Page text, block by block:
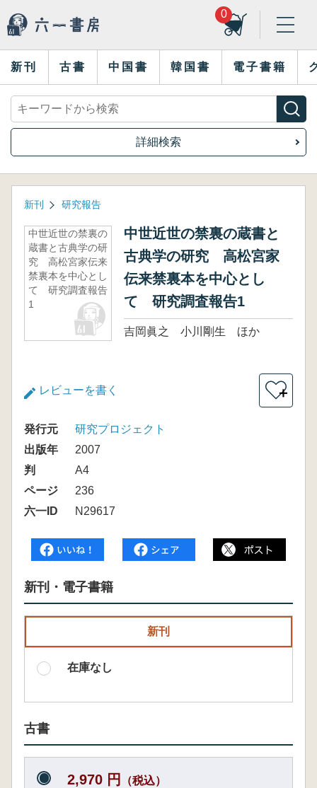
0
新刊 古書 中国書 韓国書 電子書籍
詳細検索
新刊 研究報告
中世近世の禁裏の
蔵書と古典学の研
究 高松宮家伝来
禁裏本を中心とし
て 研究調査報告
1
中世近世の禁裏の蔵書と
古典学の研究 高松宮家
伝来禁裏本を中心とし
て 研究調査報告1
吉岡眞之 小川剛生 ほか
レビューを書く ＋
発行元
研究プロジェクト
出版年
2007
判
A4
ページ
236
六一ID
N29617
新刊・電子書籍
新刊
在庫なし
古書
2,970 円 （税込）